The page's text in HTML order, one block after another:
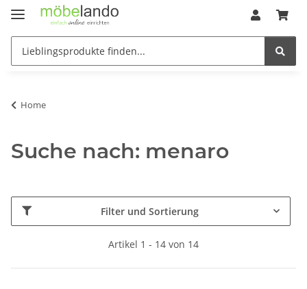
Home
Suche nach: menaro
Filter und Sortierung
Artikel 1 - 14 von 14